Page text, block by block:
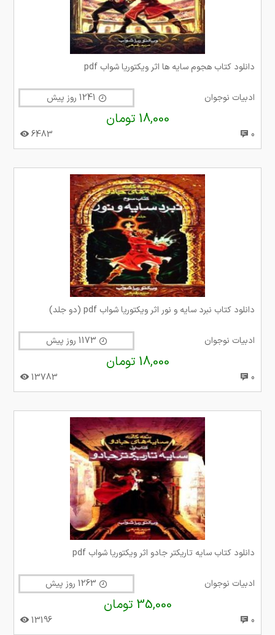
دانلود کتاب هجوم سایه ها اثر ویکتوریا شواب pdf
ادبیات نوجوان
18,000 تومان
0
6483
دانلود کتاب نبرد سایه و نور اثر ویکتوریا شواب pdf (دو جلد)
ادبیات نوجوان
18,000 تومان
0
13783
دانلود کتاب سایه تاریکتر جادو اثر ویکتوریا شواب pdf
ادبیات نوجوان
35,000 تومان
0
13196